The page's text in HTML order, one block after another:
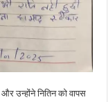
उन्होंने नितिन को वापस